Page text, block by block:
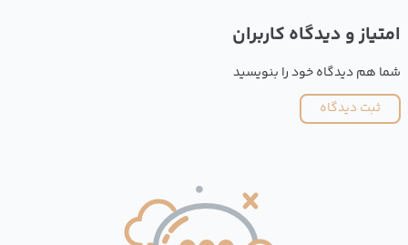
امتیاز و دیدگاه کاربران
شما هم دیدگاه خود را بنویسید
ثبت دیدگاه